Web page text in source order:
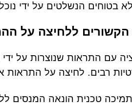
בטוחים הנשלטים על ידי
הקשורים ללחיצה על
רבים. לחיצה על
טכנית הונאה המנסים